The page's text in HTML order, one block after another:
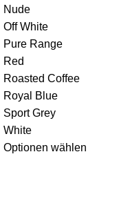
Nude
Off White
Pure Range
Red
Roasted Coffee
Royal Blue
Sport Grey
White
Optionen wählen